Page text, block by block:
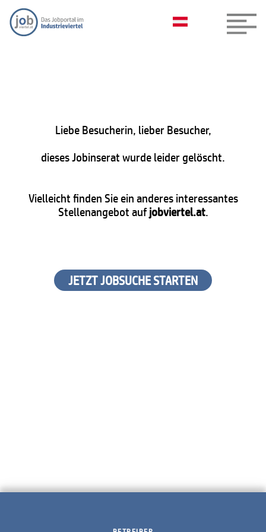
Liebe Besucherin, lieber Besucher,
dieses Jobinserat wurde leider gelöscht.
Vielleicht finden Sie ein anderes interessantes
Stellenangebot aufjobviertel.at.
JETZT JOBSUCHE STARTEN